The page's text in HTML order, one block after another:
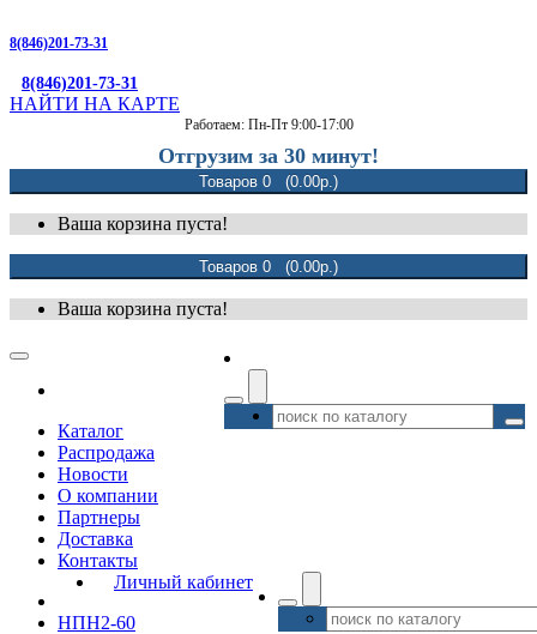
8(846)201-73-31
8(846)201-73-31
НАЙТИ НА КАРТЕ
Работаем: Пн-Пт 9:00-17:00
Отгрузим за 30 минут!
Товаров 0 (0.00р.)
Ваша корзина пуста!
Товаров 0 (0.00р.)
Ваша корзина пуста!
Каталог
Распродажа
Новости
О компании
Партнеры
Доставка
Контакты
Личный кабинет
НПН2-60